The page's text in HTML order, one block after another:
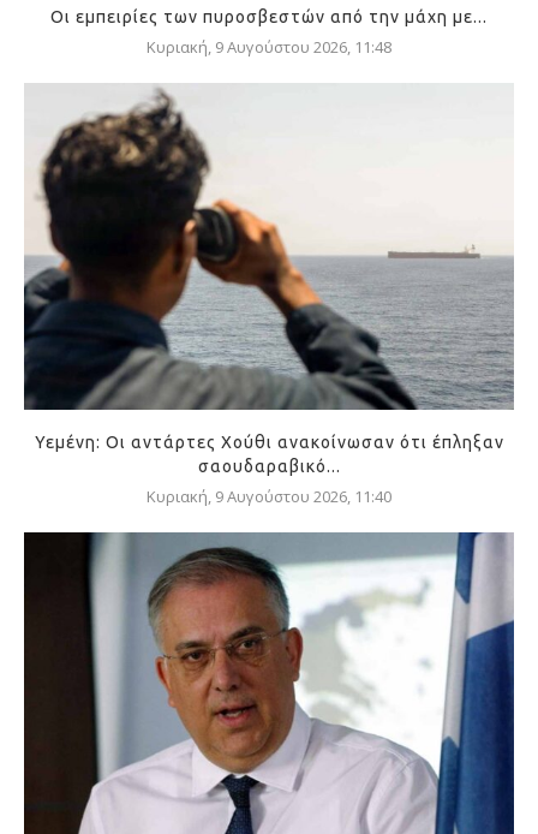
Οι εμπειρίες των πυροσβεστών από την μάχη με...
Κυριακή, 9 Αυγούστου 2026, 11:48
Υεμένη: Οι αντάρτες Χούθι ανακοίνωσαν ότι έπληξαν
σαουδαραβικό...
Κυριακή, 9 Αυγούστου 2026, 11:40